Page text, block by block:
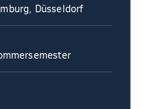
Düsseldorf